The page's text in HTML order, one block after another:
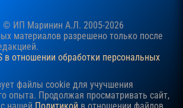
© ИП Маринин А.Л. 2005-2026
материалов разрешено только после
в отношении обработки персональных
файлы cookie для учучшения
опыта. Продолжая просматривать сайт,